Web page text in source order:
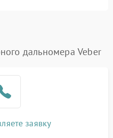
дальномера Veber
заявку